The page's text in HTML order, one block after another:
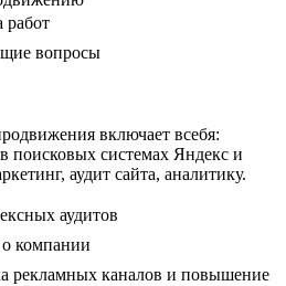
работ
вопросы
включает всебя:
поисковых системах Яндекс и
аудит сайта, аналитику.
аудитов
о компании
рекламных каналов и повышение